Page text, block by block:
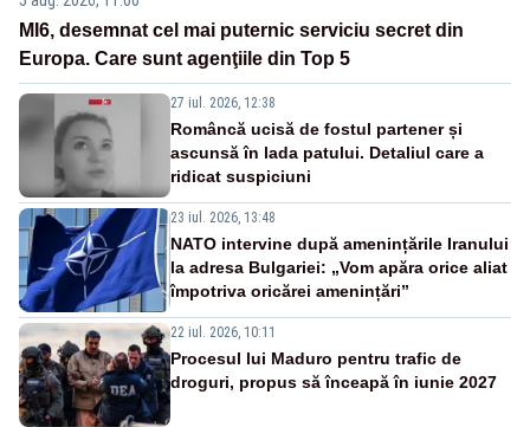
MI6, desemnat cel mai puternic serviciu secret din
Europa. Care sunt agenţiile din Top 5
27 iul. 2026, 12:38
Româncă ucisă de fostul partener și
ascunsă în lada patului. Detaliul care a
ridicat suspiciuni
23 iul. 2026, 13:48
NATO intervine după amenințările Iranului
la adresa Bulgariei: „Vom apăra orice aliat
împotriva oricărei amenințări”
22 iul. 2026, 10:11
Procesul lui Maduro pentru trafic de
droguri, propus să înceapă în iunie 2027